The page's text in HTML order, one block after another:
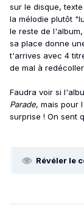
sur le disque,
la mélodie plutôt
le reste de
sa place donne
t'arrives avec 4
de mal à
Faudra voir si
Parade, mais pour
surprise ! On sent
Révéler le